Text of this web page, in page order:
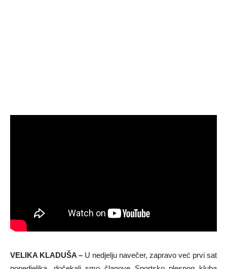
VELIKA KLADUŠA – U nedjelju navečer, zapravo već prvi sat